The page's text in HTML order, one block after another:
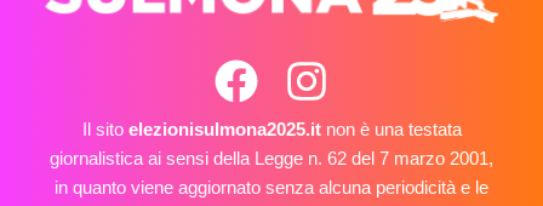
Il sito elezionisulmona2025.itnon è una testata
giornalistica ai sensi della Legge n. 62 del 7 marzo 2001,
in quanto viene aggiornato senza alcuna periodicità e le